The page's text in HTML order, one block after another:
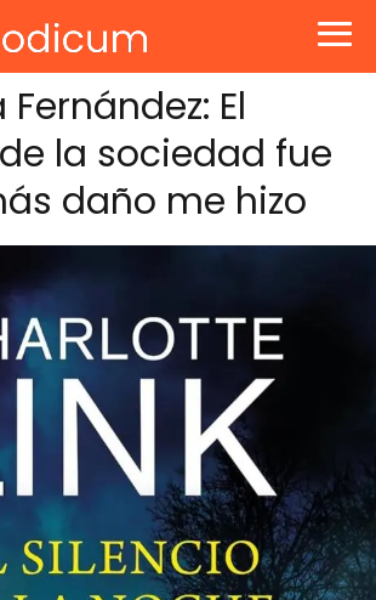
El
la sociedad fue
daño me hizo